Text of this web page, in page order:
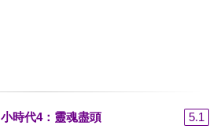
小時代4：靈魂盡頭
5.1